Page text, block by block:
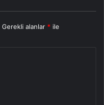
Gerekli alanlar * ile